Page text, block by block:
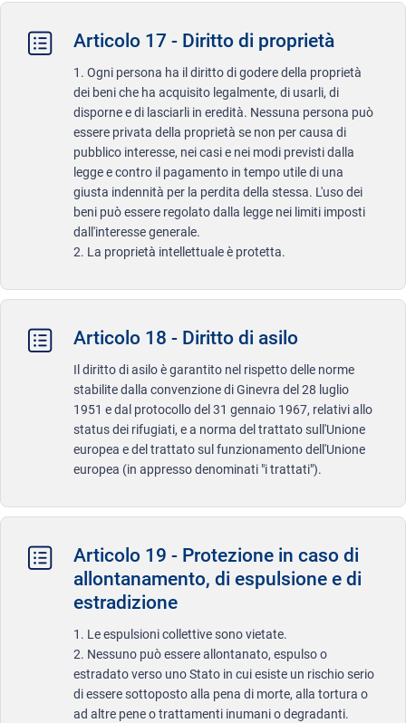
Articolo 17 - Diritto di proprietà
1. Ogni persona ha il diritto di godere della proprietà
dei beni che ha acquisito legalmente, di usarli, di
disporne e di lasciarli in eredità. Nessuna persona può
essere privata della proprietà se non per causa di
pubblico interesse, nei casi e nei modi previsti dalla
legge e contro il pagamento in tempo utile di una
giusta indennità per la perdita della stessa. L'uso dei
beni può essere regolato dalla legge nei limiti imposti
dall'interesse generale.
2. La proprietà intellettuale è protetta.
Articolo 18 - Diritto di asilo
Il diritto di asilo è garantito nel rispetto delle norme
stabilite dalla convenzione di Ginevra del 28 luglio
1951 e dal protocollo del 31 gennaio 1967, relativi allo
status dei rifugiati, e a norma del trattato sull'Unione
europea e del trattato sul funzionamento dell'Unione
europea (in appresso denominati "i trattati").
Articolo 19 - Protezione in caso di
allontanamento, di espulsione e di
estradizione
1. Le espulsioni collettive sono vietate.
2. Nessuno può essere allontanato, espulso o
estradato verso uno Stato in cui esiste un rischio serio
di essere sottoposto alla pena di morte, alla tortura o
ad altre pene o trattamenti inumani o degradanti.